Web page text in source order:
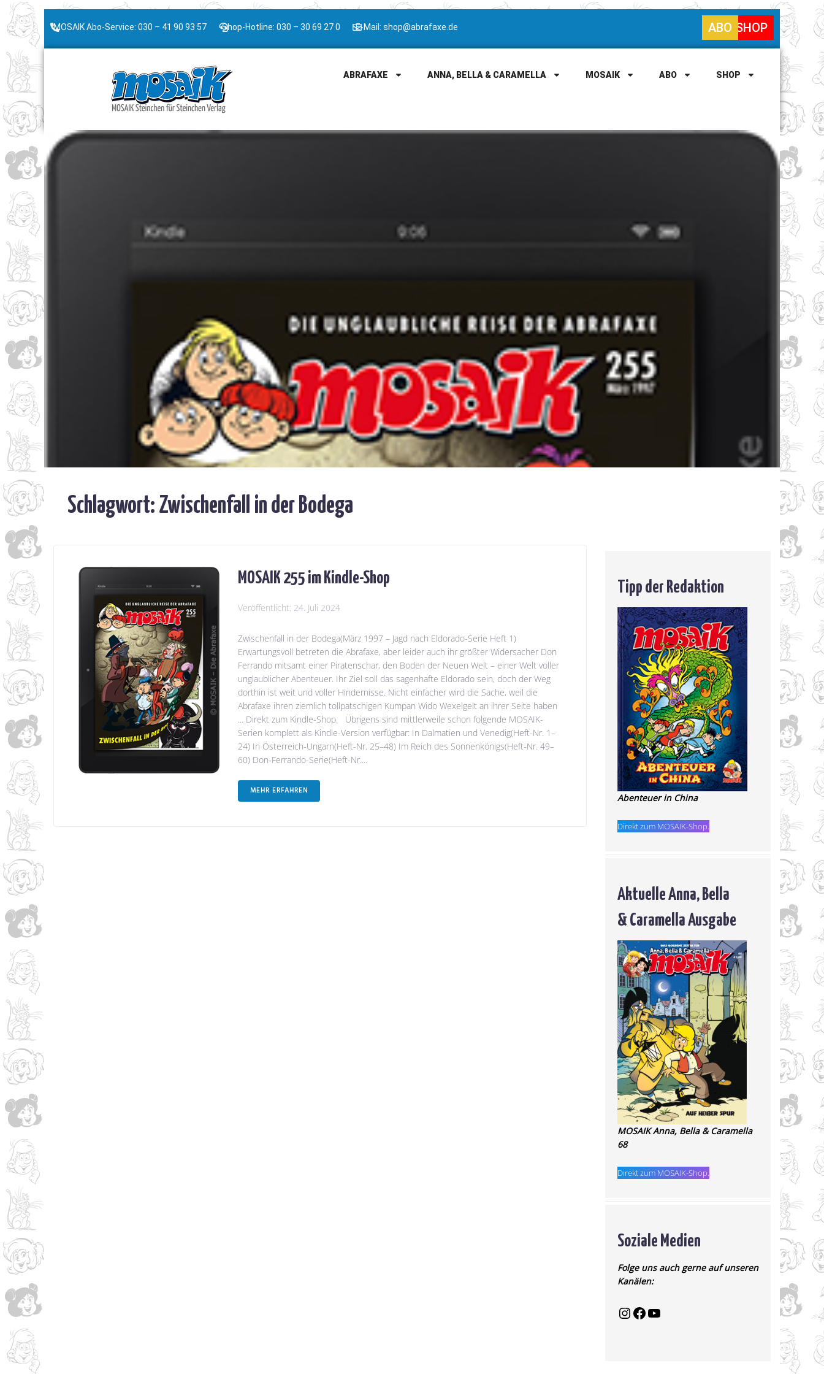
MOSAIK Abo-Service: 030 – 41 90 93 57 Shop-Hotline: 030 – 30 69 27 0 E-Mail: shop@abrafaxe.de SHOP
ABO
ABRAFAXE ANNA, BELLA & CARAMELLA MOSAIK ABO SHOP
Schlagwort:Zwischenfall in der Bodega
MOSAIK 255 im Kindle-Shop
Veröffentlicht: 24. Juli 2024
Zwischenfall in der Bodega(März 1997 – Jagd nach Eldorado-Serie Heft 1)
Erwartungsvoll betreten die Abrafaxe, aber leider auch ihr größter Widersacher Don
Ferrando mitsamt einer Piratenschar, den Boden der Neuen Welt – einer Welt voller
unglaublicher Abenteuer. Ihr Ziel soll das sagenhafte Eldorado sein, doch der Weg
dorthin ist weit und voller Hindernisse. Nicht einfacher wird die Sache, weil die
Abrafaxe ihren ziemlich tollpatschigen Kumpan Wido Wexelgelt an ihrer Seite haben
... Direkt zum Kindle-Shop. Übrigens sind mittlerweile schon folgende MOSAIK-
Serien komplett als Kindle-Version verfügbar: In Dalmatien und Venedig(Heft-Nr. 1–
24) In Österreich-Ungarn(Heft-Nr. 25–48) Im Reich des Sonnenkönigs(Heft-Nr. 49–
60) Don-Ferrando-Serie(Heft-Nr....
MEHR ERFAHREN
Tipp der Redaktion
Abenteuer in China
Direkt zum MOSAIK-Shop.
Aktuelle Anna, Bella
& Caramella Ausgabe
MOSAIK Anna, Bella & Caramella
68
Direkt zum MOSAIK-Shop.
Soziale Medien
Folge uns auch gerne auf unseren
Kanälen: